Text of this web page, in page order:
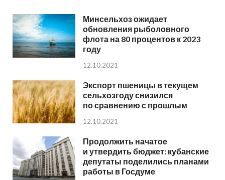
Минсельхоз ожидает
обновления рыболовного
флота на 80 процентов к 2023
году
12.10.2021
Экспорт пшеницы в текущем
сельхозгоду снизился
по сравнению с прошлым
12.10.2021
Продолжить начатое
и утвердить бюджет: кубанские
депутаты поделились планами
работы в Госдуме